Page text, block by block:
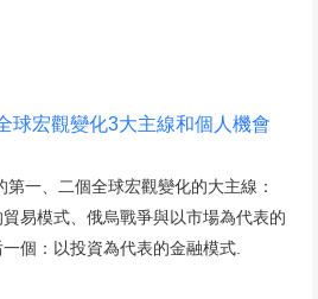
球宏觀變化3大主線和個人機會
一、二個全球宏觀變化的大主線：
易模式、俄烏戰爭與以市場為代表的
個：以投資為代表的金融模式.